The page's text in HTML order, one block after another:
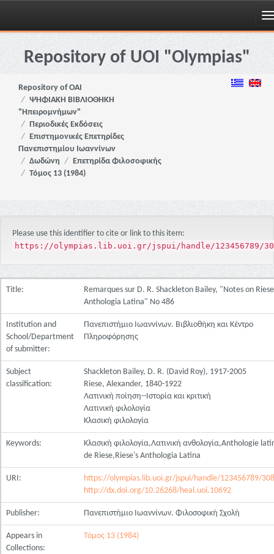
Skip
navigationRepository of UOI "Olympias"
Repository of OAI
ΨΗΦΙΑΚΗ ΒΙΒΛΙΟΘΗΚΗ
"Ηπειρομνήμων"
Περιοδικές Εκδόσεις
Επιστημονικές Επετηρίδες
Πανεπιστημίου Ιωαννίνων
Δωδώνη
Επετηρίδα Φιλοσοφικής
Τόμος 13 (1984)
Please use this identifier to cite or link to this item:
https://olympias.lib.uoi.gr/jspui/handle/123456789/
Title:
Remarques sur D. R. Shackleton Bailey, "Notes on
Anthologia Latina" No 486
Institution and
School/Department
of submitter:
Πανεπιστήμιο Ιωαννίνων. Βιβλιοθήκη και Κέντρο
Πληροφόρησης
Subject
classification:
Shackleton Bailey, D. R. (David Roy), 1917-2005
Riese, Alexander, 1840-1922
Λατινική ποίηση--Ιστορία και κριτική
Λατινική φιλολογία
Κλασική φιλολογία
Keywords:
Κλασική φιλολογία,Λατινική ανθολογία,Anthologie
de Riese,Riese's Anthologia Latina
URI:
https://olympias.lib.uoi.gr/jspui/handle/123456789/
http://dx.doi.org/10.26268/heal.uoi.10692
Publisher: Πανεπιστήμιο Ιωαννίνων. Φιλοσοφική Σχολή
Appears in
Collections:
Τόμος 13 (1984)